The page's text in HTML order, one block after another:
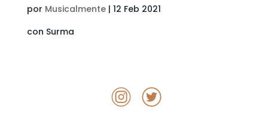
por Musicalmente| 12 Feb 2021
con Surma